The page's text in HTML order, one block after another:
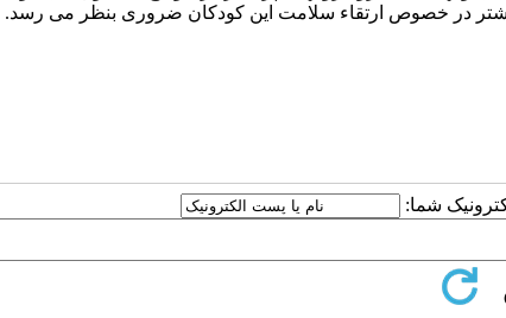
در خصوص ارتقاء سلامت این کودکان ضروری بنظر می رسد.
شما: